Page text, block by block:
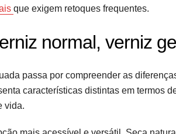
que exigem retoques frequentes.
normal, verniz
passa por compreender as
características distintas em termos
vida.